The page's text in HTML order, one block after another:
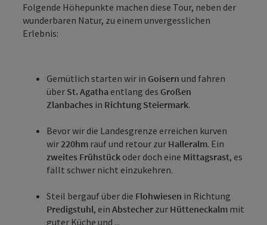
Folgende Höhepunkte machen diese Tour, neben der
wunderbaren Natur, zu einem unvergesslichen
Erlebnis:
Gemütlich starten wir in Goisern und fahren
über St. Agatha entlang des Großen
Zlanbaches in Richtung Steiermark.
Bevor wir die Landesgrenze erreichen kurven
wir 220hm rauf und retour zur Halleralm. Ein
zweites Frühstück oder doch eine Mittagsrast, es
fällt schwer nicht einzukehren.
Steil bergauf über die Flohwiesen in Richtung
Predigstuhl, ein Abstecher zur Hütteneckalm mit
guter Küche und ...